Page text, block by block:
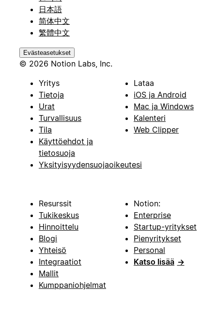
日本語
简体中文
繁體中文
Evästeasetukset
© 2026 Notion Labs, Inc.
Yritys
Tietoja
Urat
Turvallisuus
Tila
Käyttöehdot ja
tietosuoja
Yksityisyydensuojaoikeutesi
Lataa
iOS ja Android
Mac ja Windows
Kalenteri
Web Clipper
Resurssit
Tukikeskus
Hinnoittelu
Blogi
Yhteisö
Integraatiot
Mallit
Kumppaniohjelmat
Notion:
Enterprise
Startup-yritykset
Pienyritykset
Personal
Katso lisää →